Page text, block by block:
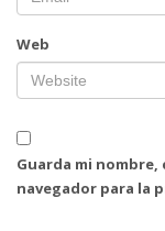
Web
Guarda mi
navegador para la